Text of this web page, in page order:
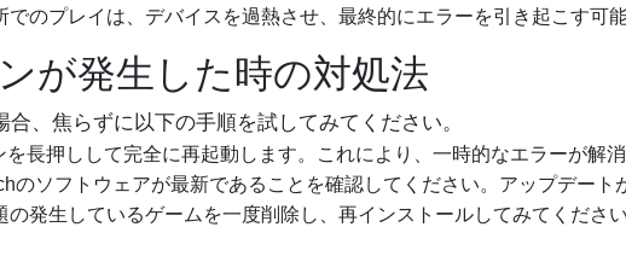
のプレイは、デバイスを過熱させ、最終的にエラーを引き起こす可能
が発生した時の対処法
、焦らずに以下の手順を試してみてください。
を長押しして完全に再起動します。これにより、一時的なエラーが解
のソフトウェアが最新であることを確認してください。アップデート
の発生しているゲームを一度削除し、再インストールしてみてくださ